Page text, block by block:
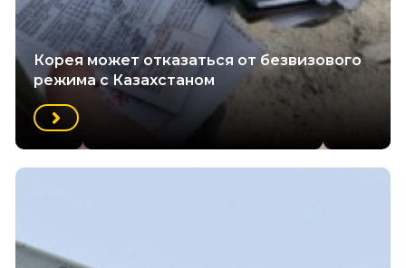
Корея может отказаться от безвизового
режима с Казахстаном